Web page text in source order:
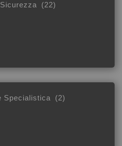
(22)
Specialistica (2)